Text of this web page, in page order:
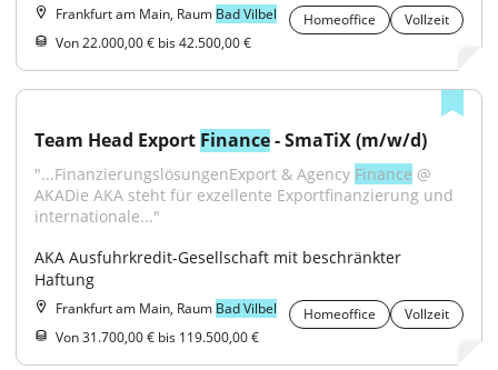
Frankfurt am Main, Raum Bad Vilbel Homeoffice
Vollzeit
Von 22.000,00 € bis 42.500,00 €
Team Head Export Finance - SmaTiX (m/w/d)
"...FinanzierungslösungenExport & Agency Finance @
AKADie AKA steht für exzellente Exportfinanzierung und
internationale..."
AKA Ausfuhrkredit-Gesellschaft mit beschränkter
Haftung
Frankfurt am Main, Raum Bad Vilbel Homeoffice
Vollzeit
Von 31.700,00 € bis 119.500,00 €